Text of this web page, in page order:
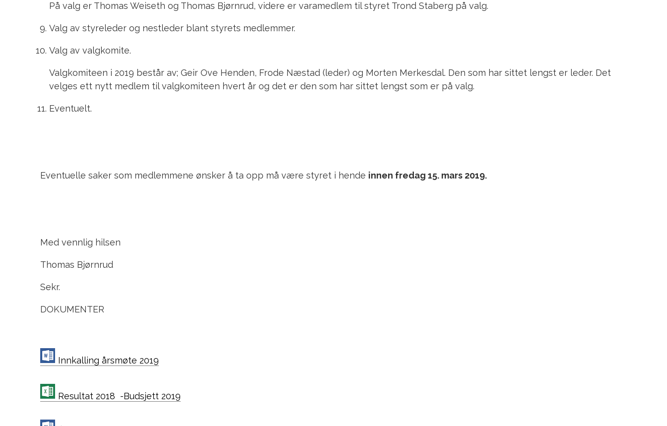
På valg er Thomas Weiseth og Thomas Bjørnrud, videre er varamedlem til styret Trond Staberg på valg.
Valg av styreleder og nestleder blant styrets medlemmer.
Valg av valgkomite.
Valgkomiteen i 2019 består av; Geir Ove Henden, Frode Næstad (leder) og Morten Merkesdal. Den som har sittet lengst er leder. Det
velges ett nytt medlem til valgkomiteen hvert år og det er den som har sittet lengst som er på valg.
Eventuelt.
Eventuelle saker som medlemmene ønsker å ta opp må være styret i hende innen fredag 15. mars 2019.
Med vennlig hilsen
Thomas Bjørnrud
Sekr.
DOKUMENTER
Innkalling årsmøte 2019
Resultat 2018 -Budsjett 2019